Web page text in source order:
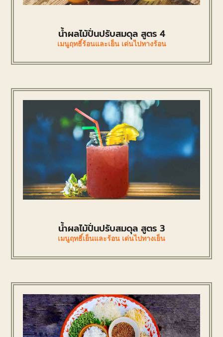
น้ำผลไม้ปั่นปรับสมดุล สูตร 4
เมนูฤทธิ์ร้อนและเย็น เด่นไปทางร้อน
น้ำผลไม้ปั่นปรับสมดุล สูตร 3
เมนูฤทธิ์เย็นและร้อน เด่นไปทางเย็น